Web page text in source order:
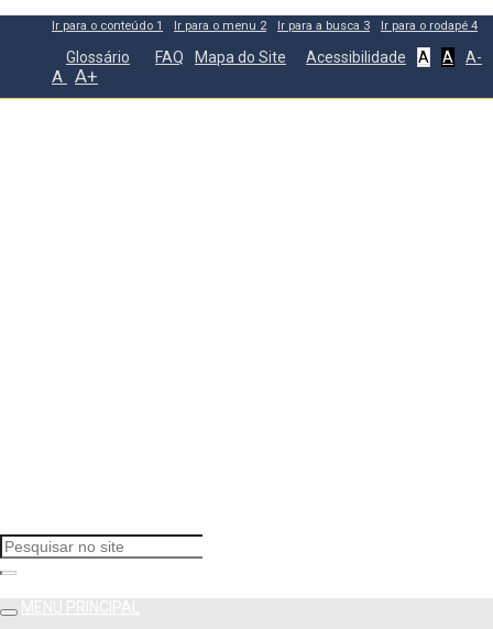
Ir para o conteúdo 1 Ir para o menu 2 Ir para a busca 3 Ir para o rodapé 4
Glossário FAQ Mapa do Site Acessibilidade A A A-
A A+